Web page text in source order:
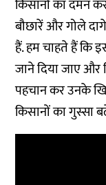
किसानों का दमन
बौछारें और गोले
हैं. हम चाहते हैं कि
जाने दिया जाए और
पहचान कर उनके
किसानों का गुस्सा